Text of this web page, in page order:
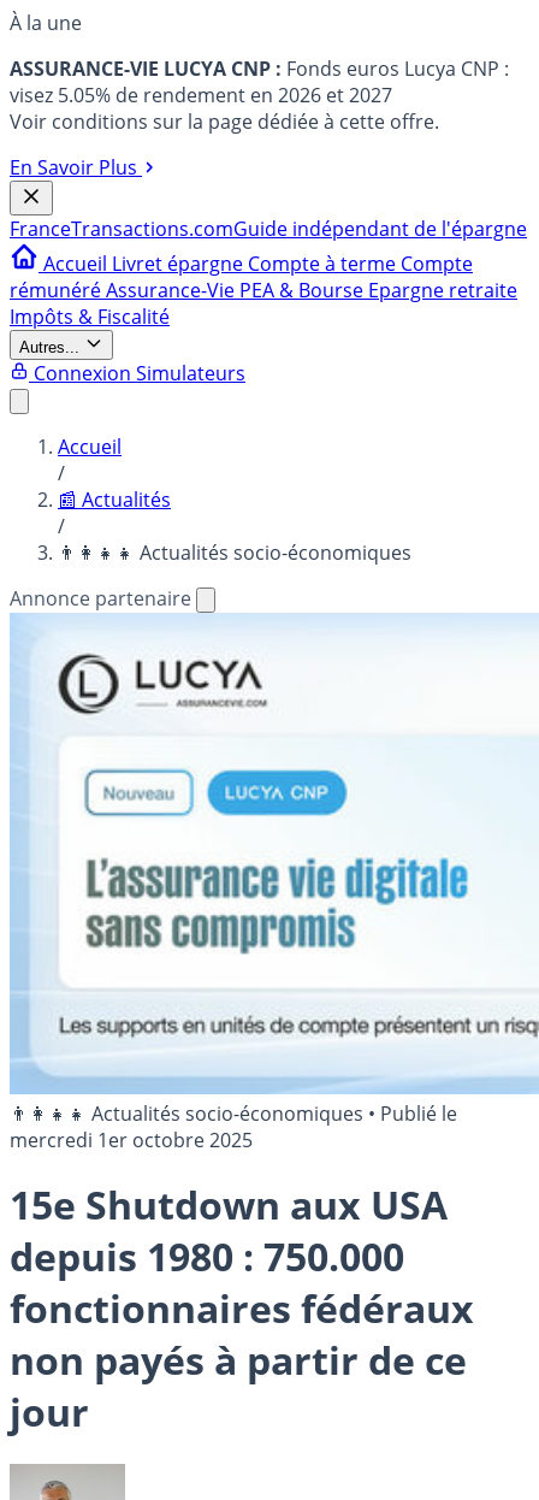
À la une
ASSURANCE-VIE LUCYA CNP : Fonds euros Lucya CNP :
visez 5.05% de rendement en 2026 et 2027
Voir conditions sur la page dédiée à cette offre.
En Savoir Plus
FranceTransactions.comGuide indépendant de l'épargne
Accueil Livret épargne Compte à terme Compte
rémunéréAssurance-Vie PEA & Bourse Epargne retraite
Impôts & Fiscalité
Autres...
Connexion Simulateurs
Accueil
/
📰 Actualités
/
👨‍👩‍👧‍👧 Actualités socio-économiques
Annonce partenaire
👨‍👩‍👧‍👧 Actualités socio-économiques • Publié le
mercredi 1er octobre 2025
15e Shutdown aux USA
depuis 1980 : 750.000
fonctionnaires fédéraux
non payés à partir de ce
jour